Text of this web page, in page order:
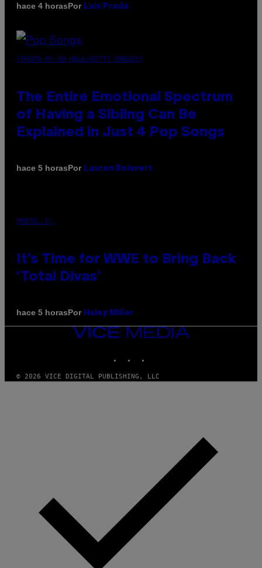
hace 4 horasPor Luis Prada
(PHOTO BY JO HALE/GETTY IMAGES)
The Entire Emotional Spectrum
of Having a Sibling Can Be
Explained in Just 4 Pop Songs
hace 5 horasPor Lauren Boisvert
PHOTO: E!
It’s Time for WWE to Bring Back
‘Total Divas’
hace 5 horasPor Haley Miller
VICE
MEDIA
© 2026 VICE DIGITAL PUBLISHING, LLC